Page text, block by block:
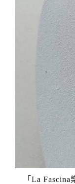
「La Fascina